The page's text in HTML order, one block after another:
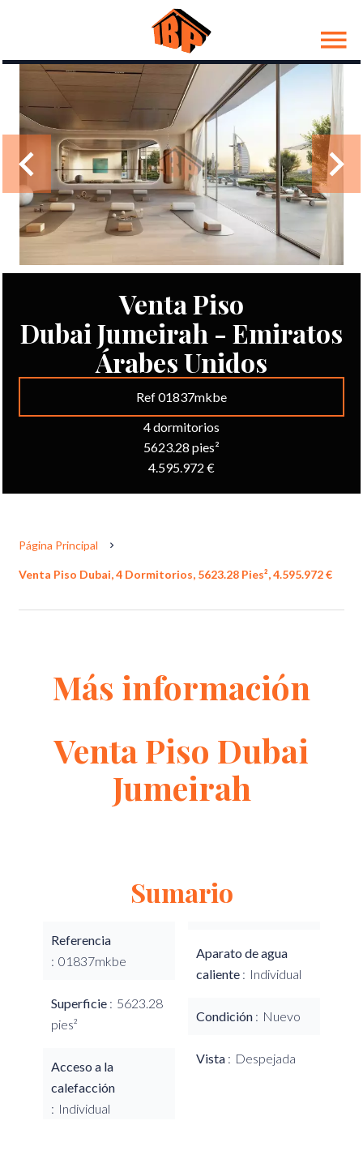
Venta Piso
Dubai Jumeirah - Emiratos
Árabes Unidos
Ref 01837mkbe
4 dormitorios
5623.28 pies²
4.595.972 €
Página Principal
Venta Piso Dubai, 4 Dormitorios, 5623.28 Pies², 4.595.972 €
Más información
Venta Piso Dubai
Jumeirah
Sumario
Referencia
01837mkbe
Superficie
5623.28
pies²
Acceso a la
calefacción
Individual
Aparato de agua
caliente
Individual
Condición Nuevo
Vista Despejada